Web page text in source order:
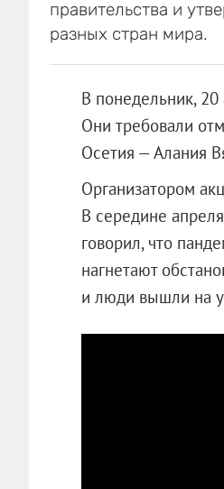
правительства и
разных стран мира.
В понедельник,
Они требовали
Осетия — Алания
Организатором
В середине
говорил, что
нагнетают
и люди вышли на